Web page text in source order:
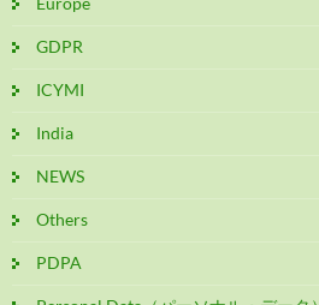
GDPR
ICYMI
India
NEWS
Others
PDPA